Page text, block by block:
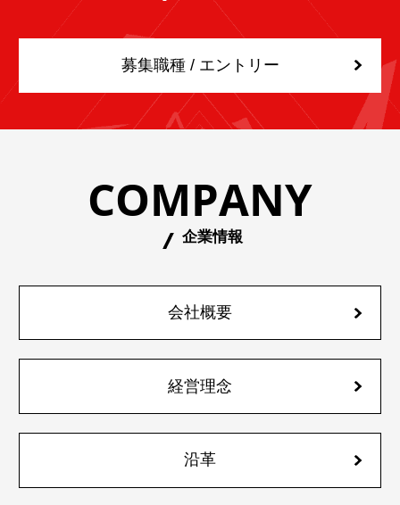
募集職種 / エントリー
COMPANY
企業情報
会社概要
経営理念
沿革